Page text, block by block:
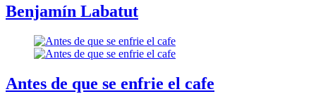
Benjamín Labatut
Antes de que se enfrie el cafe